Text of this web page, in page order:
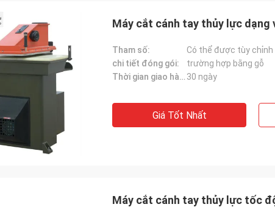
Máy cắt cánh tay thủy lực
Tham số:
Có thể được tùy chỉnh
chi tiết đóng gói:
trường hợp bằng gỗ
Thời gian giao hàng: 30 ngày
Giá Tốt Nhất
Máy cắt cánh tay thủy lực tốc